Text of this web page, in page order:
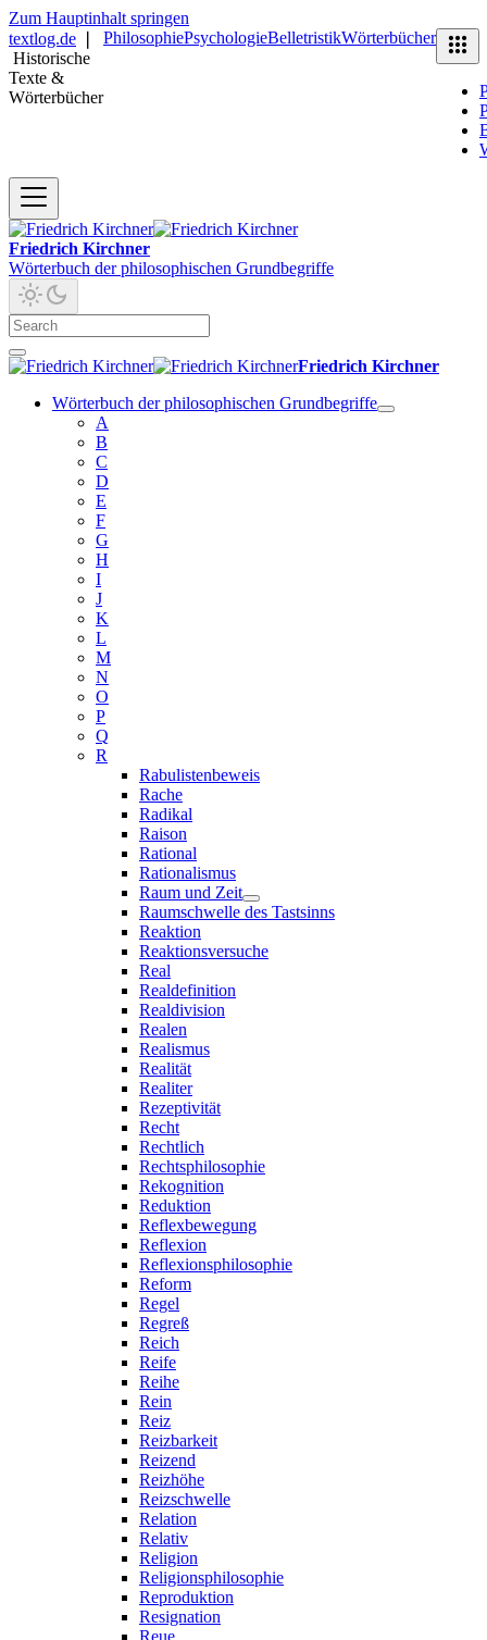
Zum Hauptinhalt springen
textlog.de
Historische
Texte &
Wörterbücher
PhilosophiePsychologieBelletristikWörterbücher
Friedrich Kirchner
Wörterbuch der philosophischen Grundbegriffe
Friedrich Kirchner
Wörterbuch der philosophischen Grundbegriffe
A
B
C
D
E
F
G
H
I
J
K
L
M
N
O
P
Q
R
Rabulistenbeweis
Rache
Radikal
Raison
Rational
Rationalismus
Raum und Zeit
Raumschwelle des Tastsinns
Reaktion
Reaktionsversuche
Real
Realdefinition
Realdivision
Realen
Realismus
Realität
Realiter
Rezeptivität
Recht
Rechtlich
Rechtsphilosophie
Rekognition
Reduktion
Reflexbewegung
Reflexion
Reflexionsphilosophie
Reform
Regel
Regreß
Reich
Reife
Reihe
Rein
Reiz
Reizbarkeit
Reizend
Reizhöhe
Reizschwelle
Relation
Relativ
Religion
Religionsphilosophie
Reproduktion
Resignation
Reue